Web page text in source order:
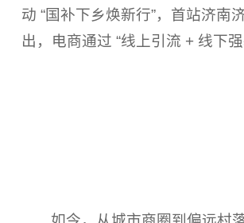
动 “国补下乡焕新行”，首站济
出，电商通过 “线上引流 + 线下